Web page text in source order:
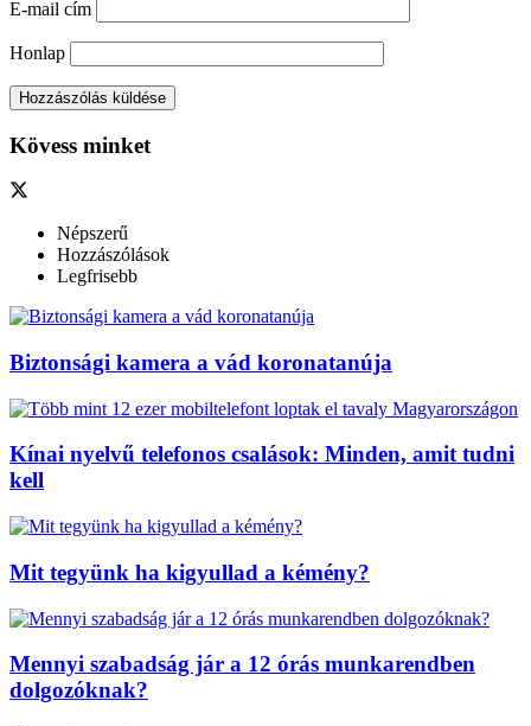
E-mail cím
Honlap
Kövess minket
Népszerű
Hozzászólások
Legfrisebb
Biztonsági kamera a vád koronatanúja
Kínai nyelvű telefonos csalások: Minden, amit tudni
kell
Mit tegyünk ha kigyullad a kémény?
Mennyi szabadság jár a 12 órás munkarendben
dolgozóknak?